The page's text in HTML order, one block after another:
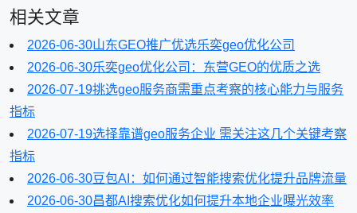
相关文章
2026-06-30山东GEO推广优选乐奕geo优化公司
2026-06-30乐奕geo优化公司：东营GEO的优质之选
2026-07-19挑选geo服务商需重点考察的核心能力与服务
指标
2026-07-19选择靠谱geo服务企业 需关注这几个关键考察
指标
2026-06-30豆包AI：如何通过智能搜索优化提升品牌流量
2026-06-30昌都AI搜索优化如何提升本地企业曝光效率